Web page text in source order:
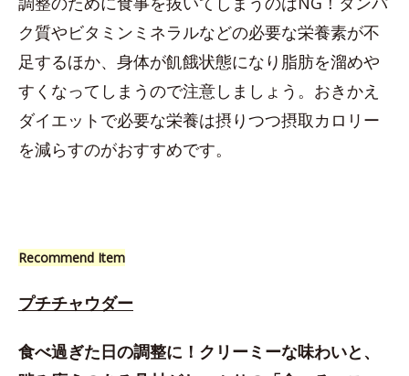
ク質やビタミンミネラルなどの必要な栄養素が不
足するほか、身体が飢餓状態になり脂肪を溜めや
すくなってしまうので注意しましょう。おきかえ
ダイエットで必要な栄養は摂りつつ摂取カロリー
を減らすのがおすすめです。
Recommend Item
プチチャウダー
食べ過ぎた日の調整に！クリーミーな味わいと、